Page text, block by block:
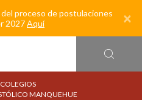
proceso de postulaciones
2027Aquí ×
MANQUEHUE